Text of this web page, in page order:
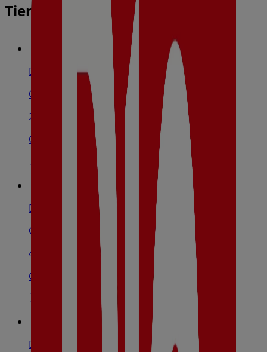
Tiendas más cercanas
Dia
Carrer Dels Molins Nous, 6, Riudoms
238 m
Cerrado
Dia
Carrer De Pere El Cerimoniós, 79, Reus
4.5 km
Cerrado
Dia